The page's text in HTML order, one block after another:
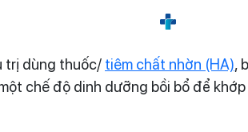
trị dùng thuốc/ tiêm chất nhờn (HA),
chế độ dinh dưỡng bồi bổ để